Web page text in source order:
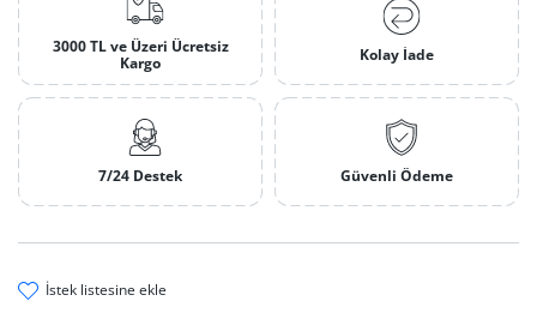
3000 TL ve Üzeri Ücretsiz
Kargo
Kolay İade
7/24 Destek Güvenli Ödeme
i̇stek li̇stesi̇ne ekle